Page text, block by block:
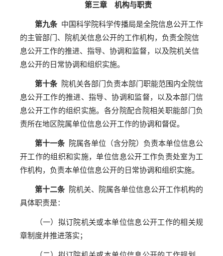
第三章 机构与职责
第九条中国科学院科学传播局是全院信息公开工作
的主管部门、院机关信息公开的工作机构，负责全院信
息公开工作的推进、指导、协调和监督，以及院机关信
息公开的日常协调和组织实施。
第十条院机关各部门负责本部门职能范围内全院信
息公开工作的推进、指导、协调和监督，以及本部门信
息公开工作的组织实施。各分院配合院相关职能部门负
责所在地区院属单位信息公开工作的协调和督促。
第十一条院属各单位（含分院）负责本单位信息公
开工作的组织和实施，单位信息公开工作负责处室为工
作机构，负责本单位信息公开的日常协调和组织实施。
第十二条院机关、院属各单位信息公开工作机构的
具体职责是：
（一）拟订院机关或本单位信息公开工作的相关规
章制度并推进落实；